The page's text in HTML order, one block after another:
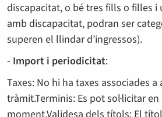
discapacitat, o bé tres fills o filles
amb discapacitat, podran ser
superen el llindar d’ingressos).
- Import i periodicitat:
Taxes: No hi ha taxes associades a
tràmit.Terminis: Es pot sol·licitar